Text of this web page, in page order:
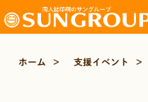
ホーム > 支援イベント >